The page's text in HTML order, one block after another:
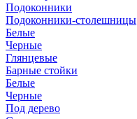
Подоконники
Подоконники-столешницы
Белые
Черные
Глянцевые
Барные стойки
Белые
Черные
Под дерево